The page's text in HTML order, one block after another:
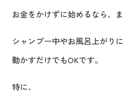
お金をかけずに始めるなら、
シャンプー中やお風呂上がり
動かすだけでもOKです。
特に、